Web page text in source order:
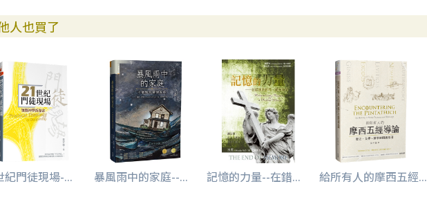
人也買了
紀門徒現場-... 暴風雨中的家庭--... 記憶的力量--在錯... 給所有人的摩西五經...